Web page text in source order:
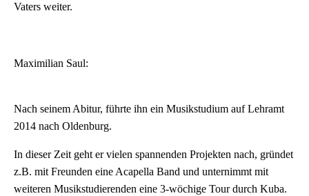
Vaters weiter.
Maximilian Saul:
Nach seinem Abitur, führte ihn ein Musikstudium auf Lehramt
2014 nach Oldenburg.
In dieser Zeit geht er vielen spannenden Projekten nach, gründet
z.B. mit Freunden eine Acapella Band und unternimmt mit
weiteren Musikstudierenden eine 3-wöchige Tour durch Kuba.